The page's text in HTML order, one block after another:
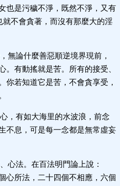
也是污穢不淨，既然不淨，又有
不會貪著，而沒有那麼大的淫
無論什麼善惡順逆境界現前，
。有動搖就是苦。所有的接受、
你若知道它是苦，不會貪享受，
，有如大海里的水波浪，前念
不息，可是每一念都是無常虛妄
心法。在百法明門論上說：
心所法，二十四個不相應，六個